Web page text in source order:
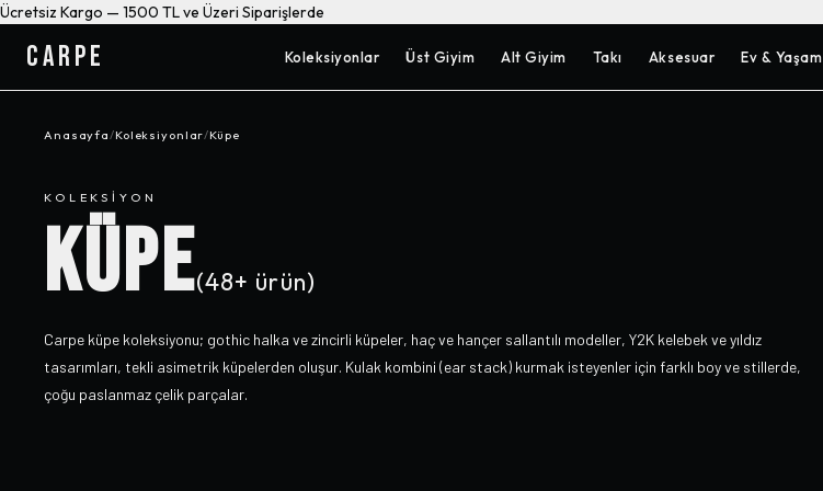
Ücretsiz Kargo — 1500 TL ve Üzeri Siparişlerde
CARPE Koleksiyonlar Üst Giyim Alt Giyim Takı Aksesuar Ev & Yaşam
Anasayfa/Koleksiyonlar/Küpe
KOLEKSIYON
KÜPE(48+ ürün)
Carpe küpe koleksiyonu; gothic halka ve zincirli küpeler, haç ve hançer sallantılı modeller, Y2K kelebek ve yıldız
tasarımları, tekli asimetrik küpelerden oluşur. Kulak kombini (ear stack) kurmak isteyenler için farklı boy ve stillerde,
çoğu paslanmaz çelik parçalar.